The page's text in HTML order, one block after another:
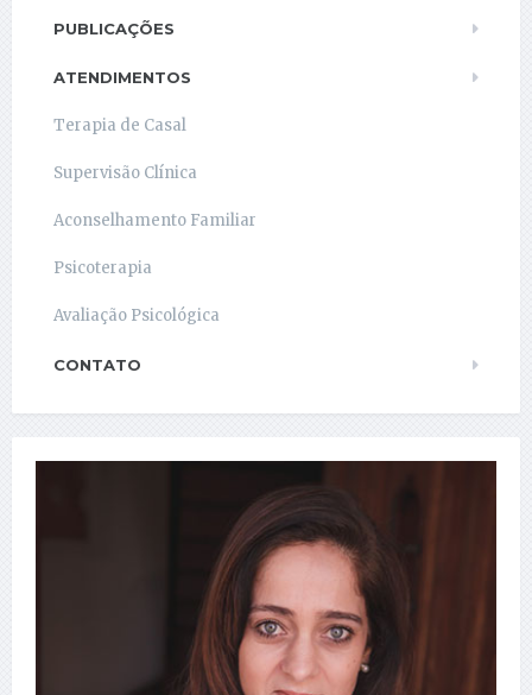
PUBLICAÇÕES
ATENDIMENTOS
Terapia de Casal
Supervisão Clínica
Aconselhamento Familiar
Psicoterapia
Avaliação Psicológica
CONTATO